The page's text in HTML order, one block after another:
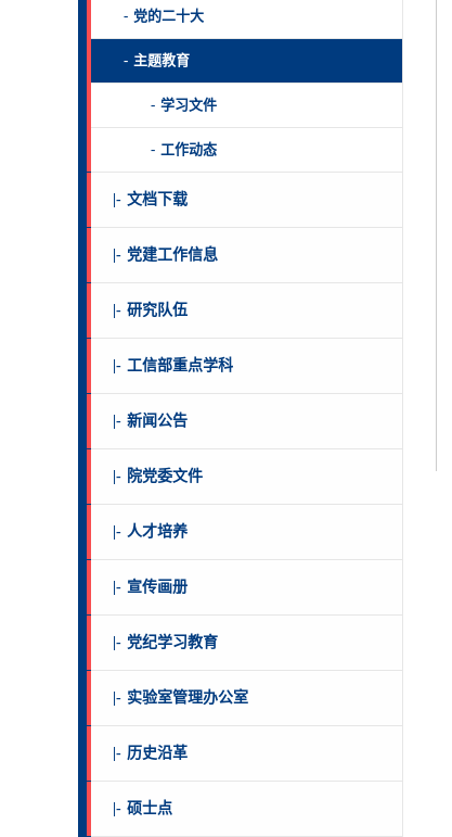
- 党的二十大
- 主题教育
- 学习文件
- 工作动态
|- 文档下载
|- 党建工作信息
|- 研究队伍
|- 工信部重点学科
|- 新闻公告
|- 院党委文件
|- 人才培养
|- 宣传画册
|- 党纪学习教育
|- 实验室管理办公室
|- 历史沿革
|- 硕士点